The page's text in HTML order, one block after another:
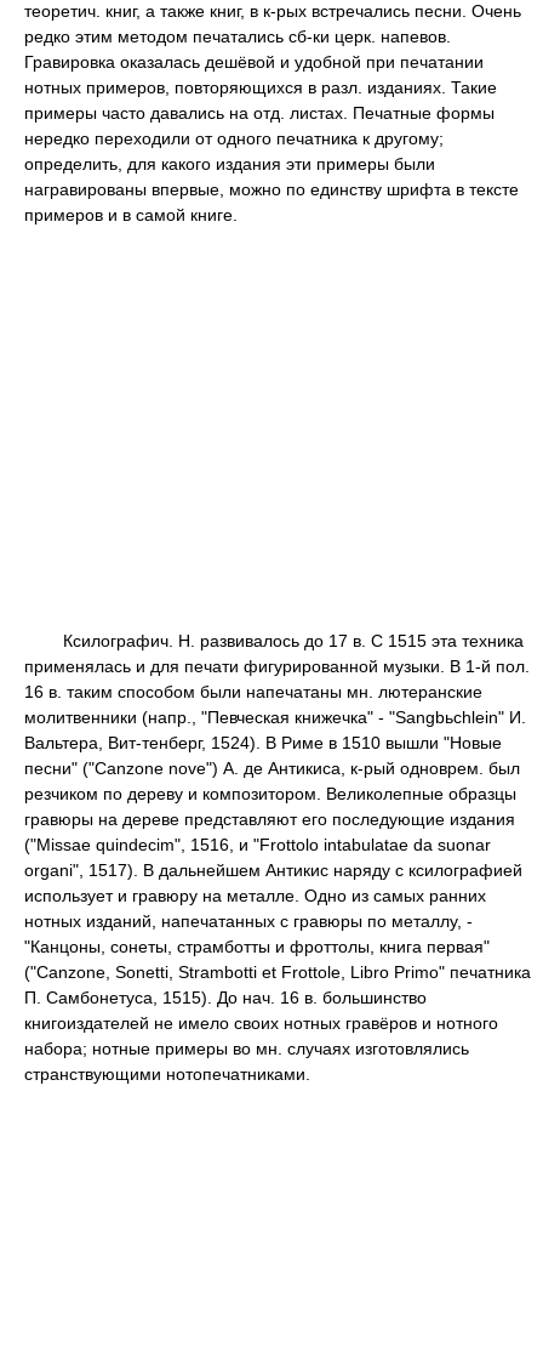
теоретич. книг, а также книг, в к-рых встречались песни. Очень
редко этим методом печатались сб-ки церк. напевов.
Гравировка оказалась дешёвой и удобной при печатании
нотных примеров, повторяющихся в разл. изданиях. Такие
примеры часто давались на отд. листах. Печатные формы
нередко переходили от одного печатника к другому;
определить, для какого издания эти примеры были
награвированы впервые, можно по единству шрифта в тексте
примеров и в самой книге.
Ксилографич. Н. развивалось до 17 в. С 1515 эта техника
применялась и для печати фигурированной музыки. В 1-й пол.
16 в. таким способом были напечатаны мн. лютеранские
молитвенники (напр., "Певческая книжечка" - "Sangbьchlein" И.
Вальтера, Вит-тенберг, 1524). В Риме в 1510 вышли "Новые
песни" ("Canzone nove") А. де Антикиса, к-рый одноврем. был
резчиком по дереву и композитором. Великолепные образцы
гравюры на дереве представляют его последующие издания
("Missae quindecim", 1516, и "Frottolo intabulatae da suonar
organi", 1517). В дальнейшем Антикис наряду с ксилографией
использует и гравюру на металле. Одно из самых ранних
нотных изданий, напечатанных с гравюры по металлу, -
"Канцоны, сонеты, страмботты и фроттолы, книга первая"
("Canzone, Sonetti, Strambotti et Frottole, Libro Primo" печатника
П. Самбонетуса, 1515). До нач. 16 в. большинство
книгоиздателей не имело своих нотных гравёров и нотного
набора; нотные примеры во мн. случаях изготовлялись
странствующими нотопечатниками.